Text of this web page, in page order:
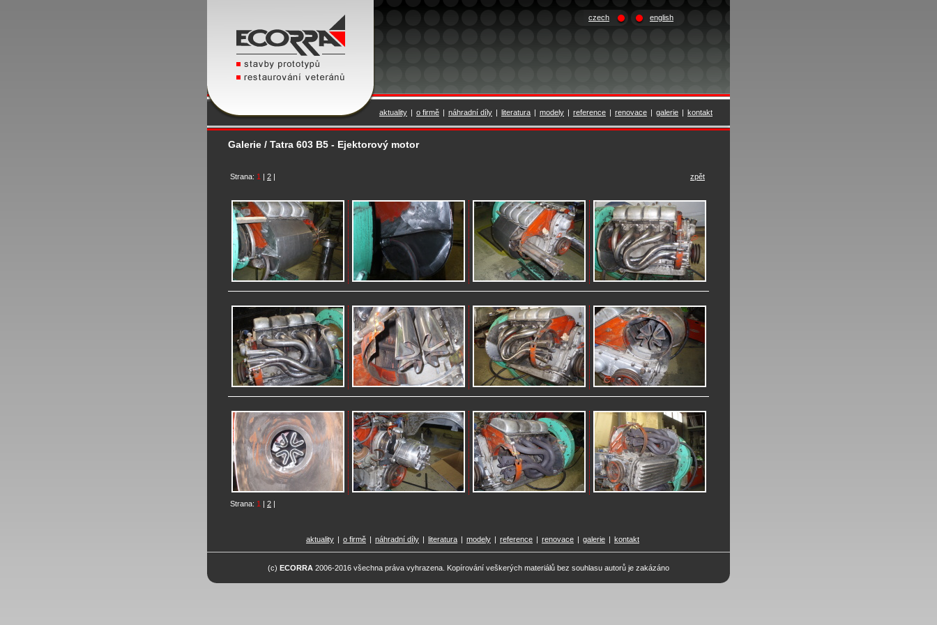
czech english
aktuality | o firmě | náhradní díly | literatura | modely | reference | renovace | galerie | kontakt
Galerie / Tatra 603 B5 - Ejektorový motor
Strana: 1 | 2 | zpět
Strana: 1 | 2 |
aktuality | o firmě | náhradní díly | literatura | modely | reference | renovace | galerie | kontakt
(c) ECORRA 2006-2016 všechna práva vyhrazena. Kopírování veškerých materiálů bez souhlasu autorů je zakázáno